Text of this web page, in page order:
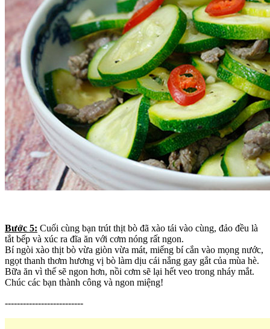
Bước 5: Cuối cùng bạn trút thịt bò đã xào tái vào cùng, đảo đều là
tắt bếp và xúc ra đĩa ăn với cơm nóng rất ngon.
Bí ngòi xào thịt bò vừa giòn vừa mát, miếng bí cắn vào mọng nước,
ngọt thanh thơm hương vị bò làm dịu cái nắng gay gắt của mùa hè.
Bữa ăn vì thế sẽ ngon hơn, nồi cơm sẽ lại hết veo trong nháy mắt.
Chúc các bạn thành công và ngon miệng!
--------------------------